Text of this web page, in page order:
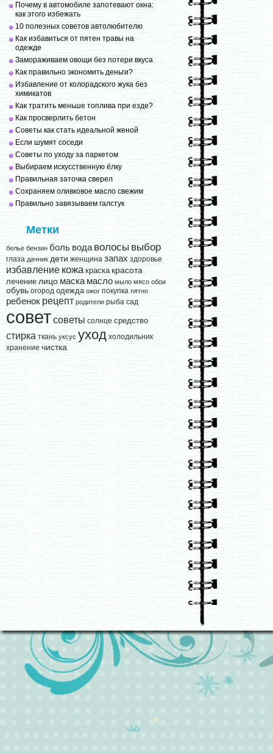
Почему в автомобиле запотевают окна:
как этого избежать
10 полезных советов автолюбителю
Как избавиться от пятен травы на
одежде
Замораживаем овощи без потери вкуса
Как правильно экономить деньги?
Избавление от колорадского жука без
химикатов
Как тратить меньше топлива при езде?
Как просверлить бетон
Советы как стать идеальной женой
Если шумят соседи
Советы по уходу за паркетом
Выбираем искусственную ёлку
Правильная заточка сверел
Сохраняем оливковое масло свежим
Правильно завязываем галстук
Метки
белье бензин боль вода волосы выбор
глаза дачник дети женщина запах здоровье
избавление кожа краска красота
лечение лицо маска масло мыло мясо обои
обувь огород одежда ожог покупка пятно
ребенок рецепт родители рыба сад
советсоветы солнце средство
стирка ткань уксус уход холодильник
хранение чистка